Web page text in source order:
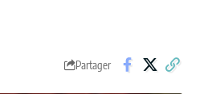
Partager